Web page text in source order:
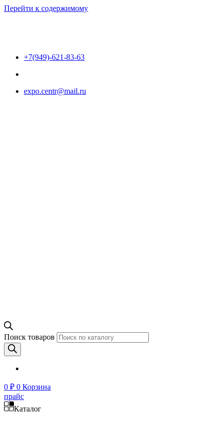
Перейти к содержимому
+7(949)-621-83-63
expo.centr@mail.ru
Поиск товаров
0 ₽ 0 Корзина
прайс
Каталог